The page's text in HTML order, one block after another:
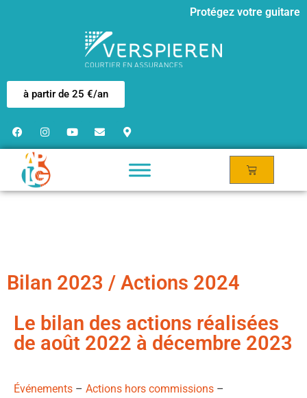
Protégez votre guitare
à partir de 25 €/an
Bilan 2023 / Actions 2024
Le bilan des actions réalisées
de août 2022 à décembre 2023
Événements – Actions hors commissions –